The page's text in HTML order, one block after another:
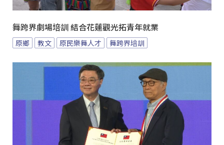
舞跨界劇場培訓 結合花蓮觀光拓青年就業
原鄉 教文 原民樂舞人才 舞跨界培訓